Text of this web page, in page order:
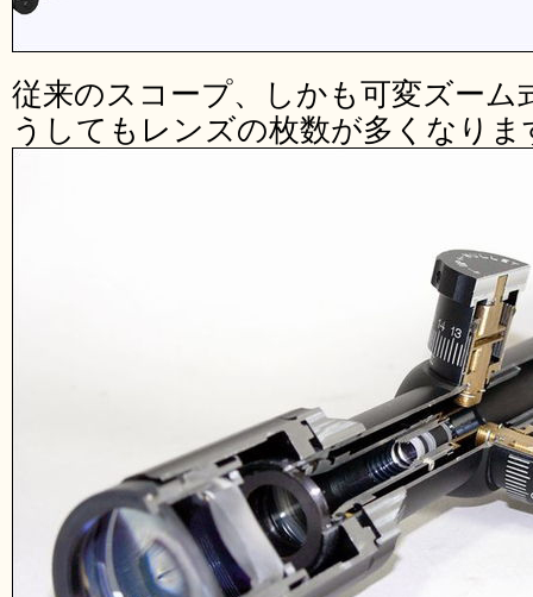
従来のスコープ、しかも可変ズー
うしてもレンズの枚数が多くなりま